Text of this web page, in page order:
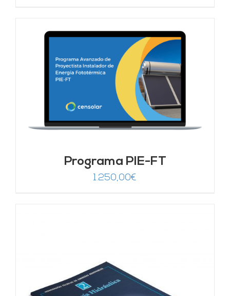
Programa PIE-FT
1.250,00€